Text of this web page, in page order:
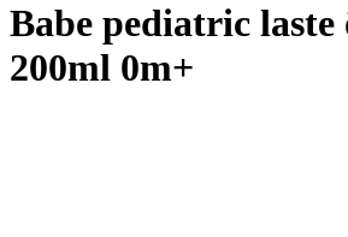
Babe pediatric laste
200ml 0m+